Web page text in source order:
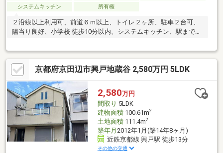
システムキッチン
所有権
２沿線以上利用可、前道６ｍ以上、トイレ２ヶ所、駐車２台可、
陽当り良好、小学校 徒歩10分以内、システムキッチン、駅まで平
車場、２階建、温水洗浄便座、床下収納、ＴＶモニタ付インター
ホン、都市近郊、通風良好、平坦地
京都府京田辺市興戸地蔵谷 2,580万円 5LDK
2,580万円
間取り 5LDK
建物面積100.61m2
土地面積111.4m2
築年月 2012年1月(築14年8ヶ月)
近鉄京都線 興戸駅 徒歩13分
その他の交通